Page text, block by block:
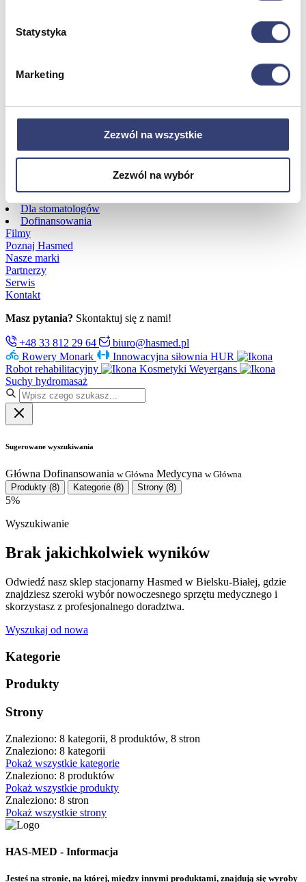
Statystyka
Marketing
Zezwól na wszystkie
Zezwól na wybór
Dofinansowania
Aquatizer Testowy
Robot rehabilitacyjny ROBERT®
Dla rehabilitacji
Dla stomatologów
Dofinansowania
Filmy
Poznaj Hasmed
Nasze marki
Partnerzy
Serwis
Kontakt
Masz pytania? Skontaktuj się z nami!
+48 33 812 29 64
biuro@hasmed.pl
Rowery Monark
Innowacyjna siłownia HUR
Robot rehabilitacyjny
Kosmetyki Weyergans
Suchy hydromasaż
Sugerowane wyszukiwania
Główna Dofinansowania w Główna Medycyna w Główna
Produkty (8) Kategorie (8) Strony (8)
5%
Wyszukiwanie
Brak jakichkolwiek wyników
Odwiedź nasz sklep stacjonarny Hasmed w Bielsku-Białej, gdzie
znajdziesz szeroki wybór nowoczesnego sprzętu medycznego i
skorzystasz z profesjonalnego doradztwa.
Wyszukaj od nowa
Kategorie
Produkty
Strony
Znaleziono: 8 kategorii, 8 produktów, 8 stron
Znaleziono: 8 kategorii
Pokaż wszystkie kategorie
Znaleziono: 8 produktów
Pokaż wszystkie produkty
Znaleziono: 8 stron
Pokaż wszystkie strony
HAS-MED - Informacja
Jesteś na stronie, na której, między innymi produktami, znajdują się wyroby